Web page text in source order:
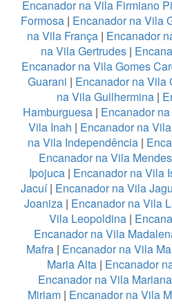
Encanador na Vila Firmiano
Formosa | Encanador na Vila
na Vila França| Encanador
na Vila Gertrudes|
Encanador na Vila Gomes
Guarani | Encanador na Vila
na Vila Guilhermina|
Hamburguesa| Encanador
Vila Inah | Encanador na
na Vila Independência|
Encanador na Vila Mendes
Ipojuca| Encanador na Vila
Jacuí| Encanador na Vila
Joaniza| Encanador na Vila
Vila Leopoldina|
Encanador na Vila
Mafra | Encanador na Vila
Maria Alta| Encanador
Encanador na Vila Mariana
Miriam | Encanador na Vila